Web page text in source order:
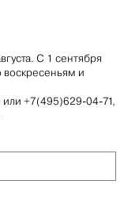
С 1 сентября
воскресеньям и
+7(495)629-04-71,